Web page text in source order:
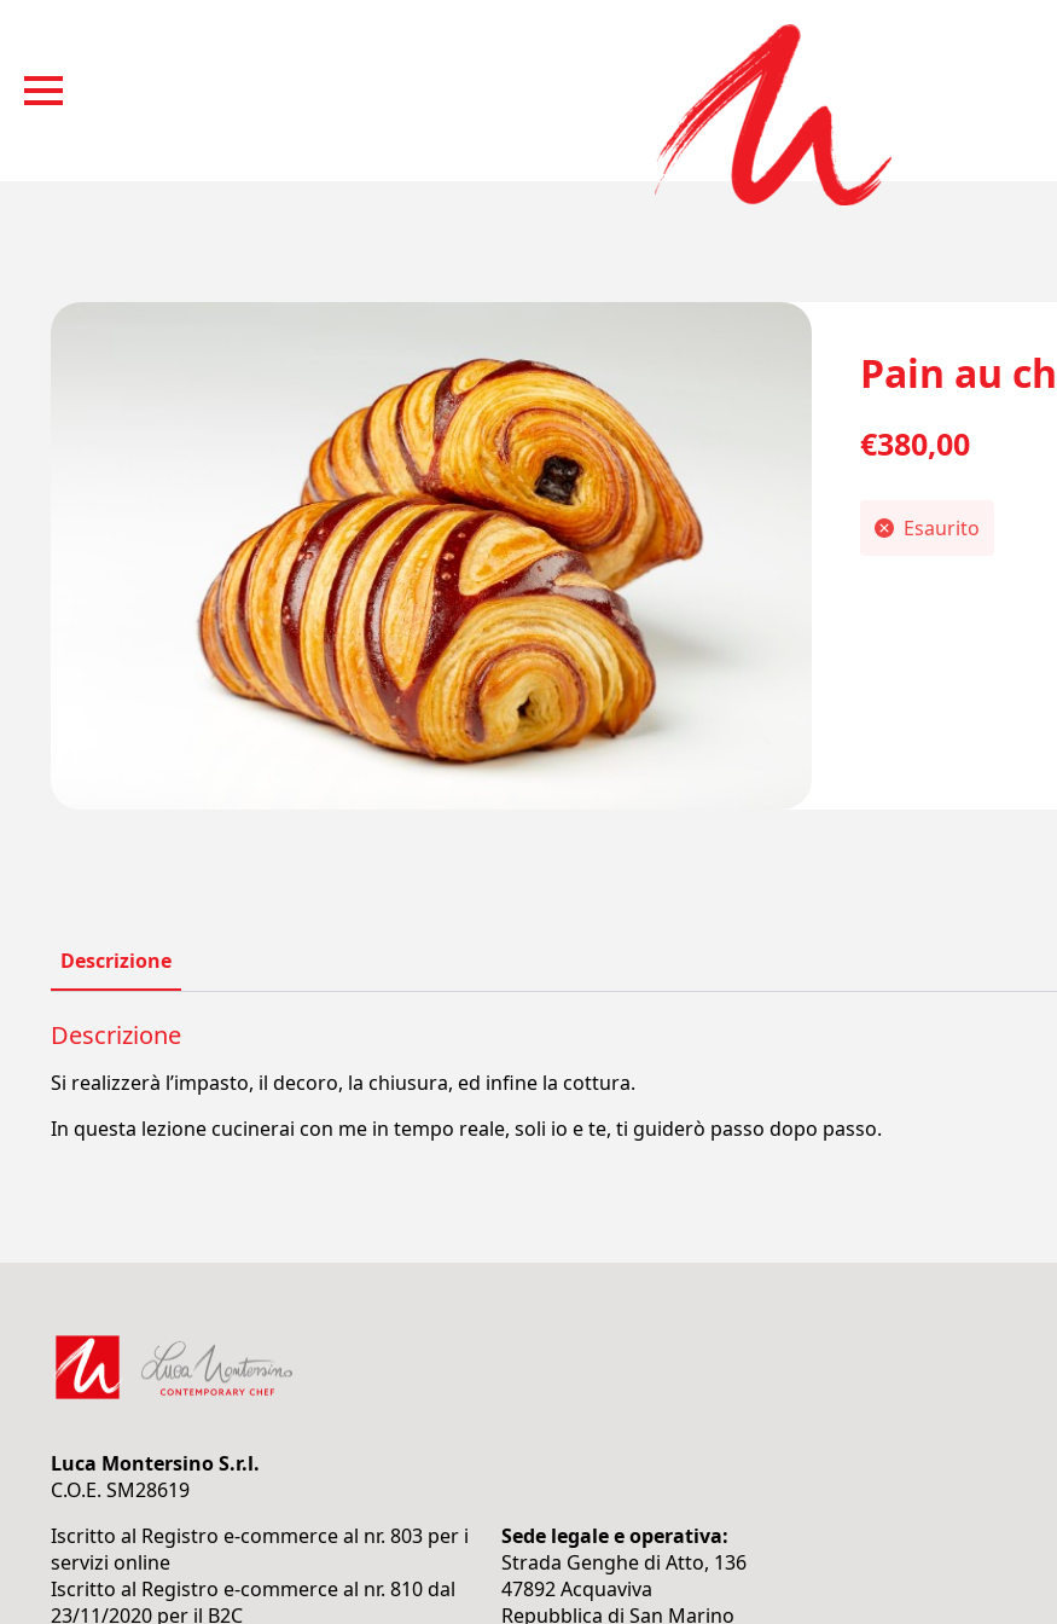
Pain au
€380,00
Esaurito
Descrizione
Descrizione
Si realizzerà l’impasto, il decoro, la chiusura, ed infine la cottura.
In questa lezione cucinerai con me in tempo reale, soli io e te, ti guiderò passo dopo passo.
Luca Montersino S.r.l.
C.O.E. SM28619
Iscritto al Registro e-commerce al nr. 803 per i
servizi online
Iscritto al Registro e-commerce al nr. 810 dal
23/11/2020 per il B2C
Sede legale e operativa:
Strada Genghe di Atto, 136
47892 Acquaviva
Repubblica di San Marino